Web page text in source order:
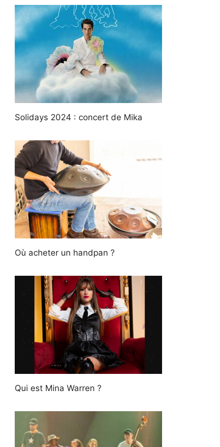
Solidays 2024 : concert de Mika
Où acheter un handpan ?
Qui est Mina Warren ?